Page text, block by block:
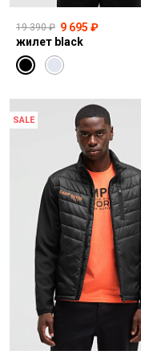
19 390 ₽ 9 695 ₽
жилет black
SALE